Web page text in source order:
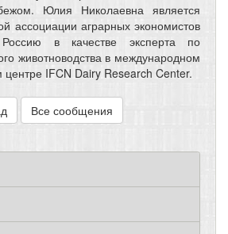
Юлия Николаевна является
ассоциации аграрных экономистов
в качестве эксперта по
животноводства в международном
центре IFCN Dairy Research Center.
Все сообщения